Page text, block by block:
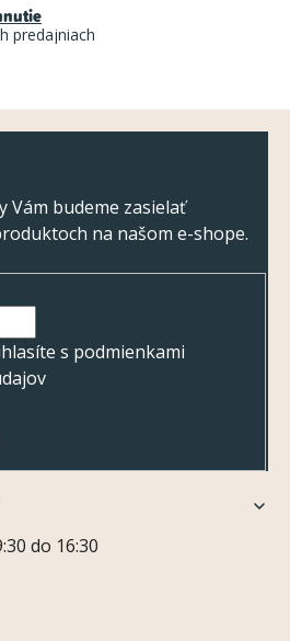
p
r
k
y
ý
p
i
predajniach
Vám budeme zasielať
na našom e-shope.
s podmienkami
do 16:30